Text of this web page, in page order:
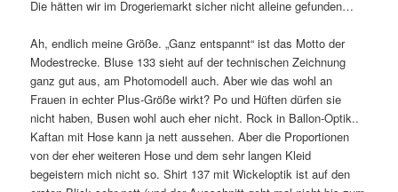
Die hätten wir im Drogeriemarkt sicher nicht alleine gefunden…
Ah, endlich meine Größe. „Ganz entspannt“ ist das Motto der
Modestrecke. Bluse 133 sieht auf der technischen Zeichnung
ganz gut aus, am Photomodell auch. Aber wie das wohl an
Frauen in echter Plus-Größe wirkt? Po und Hüften dürfen sie
nicht haben, Busen wohl auch eher nicht. Rock in Ballon-Optik..
Kaftan mit Hose kann ja nett aussehen. Aber die Proportionen
von der eher weiteren Hose und dem sehr langen Kleid
begeistern mich nicht so. Shirt 137 mit Wickeloptik ist auf den